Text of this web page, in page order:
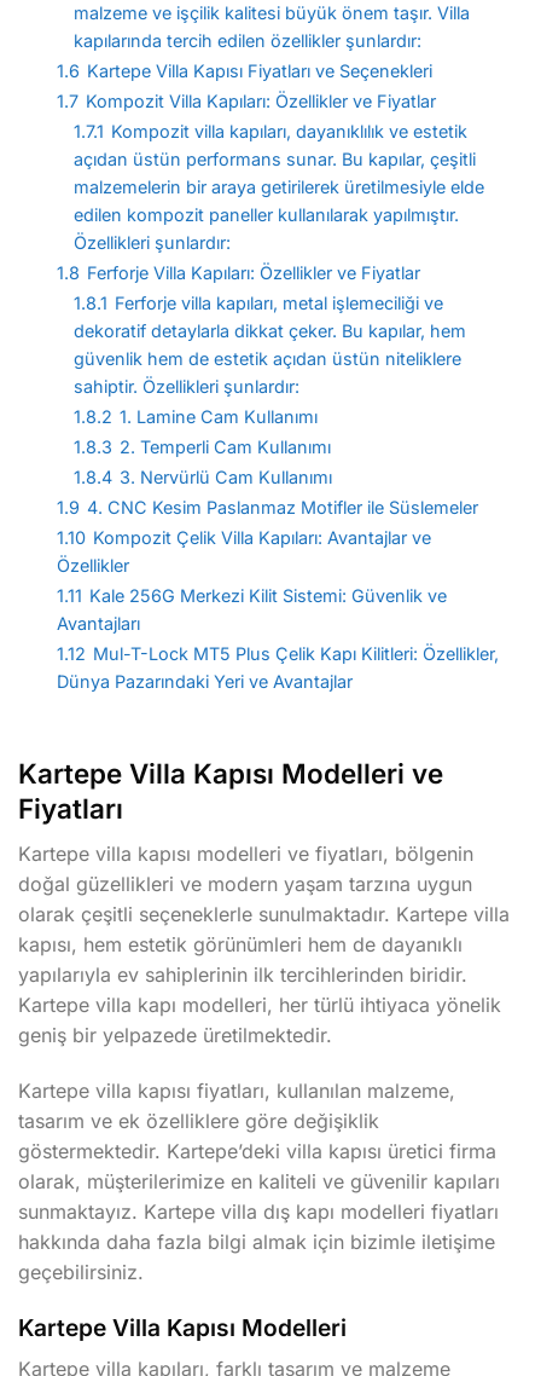
malzeme ve işçilik kalitesi büyük önem taşır. Villa
kapılarında tercih edilen özellikler şunlardır:
1.6 Kartepe Villa Kapısı Fiyatları ve Seçenekleri
1.7 Kompozit Villa Kapıları: Özellikler ve Fiyatlar
1.7.1 Kompozit villa kapıları, dayanıklılık ve estetik
açıdan üstün performans sunar. Bu kapılar, çeşitli
malzemelerin bir araya getirilerek üretilmesiyle elde
edilen kompozit paneller kullanılarak yapılmıştır.
Özellikleri şunlardır:
1.8 Ferforje Villa Kapıları: Özellikler ve Fiyatlar
1.8.1 Ferforje villa kapıları, metal işlemeciliği ve
dekoratif detaylarla dikkat çeker. Bu kapılar, hem
güvenlik hem de estetik açıdan üstün niteliklere
sahiptir. Özellikleri şunlardır:
1.8.2 1. Lamine Cam Kullanımı
1.8.3 2. Temperli Cam Kullanımı
1.8.4 3. Nervürlü Cam Kullanımı
1.9 4. CNC Kesim Paslanmaz Motifler ile Süslemeler
1.10 Kompozit Çelik Villa Kapıları: Avantajlar ve
Özellikler
1.11 Kale 256G Merkezi Kilit Sistemi: Güvenlik ve
Avantajları
1.12 Mul-T-Lock MT5 Plus Çelik Kapı Kilitleri: Özellikler,
Dünya Pazarındaki Yeri ve Avantajlar
Kartepe Villa Kapısı Modelleri ve
Fiyatları
Kartepe villa kapısı modelleri ve fiyatları, bölgenin
doğal güzellikleri ve modern yaşam tarzına uygun
olarak çeşitli seçeneklerle sunulmaktadır. Kartepe villa
kapısı, hem estetik görünümleri hem de dayanıklı
yapılarıyla ev sahiplerinin ilk tercihlerinden biridir.
Kartepe villa kapı modelleri, her türlü ihtiyaca yönelik
geniş bir yelpazede üretilmektedir.
Kartepe villa kapısı fiyatları, kullanılan malzeme,
tasarım ve ek özelliklere göre değişiklik
göstermektedir. Kartepe’deki villa kapısı üretici firma
olarak, müşterilerimize en kaliteli ve güvenilir kapıları
sunmaktayız. Kartepe villa dış kapı modelleri fiyatları
hakkında daha fazla bilgi almak için bizimle iletişime
geçebilirsiniz.
Kartepe Villa Kapısı Modelleri
Kartepe villa kapıları, farklı tasarım ve malzeme